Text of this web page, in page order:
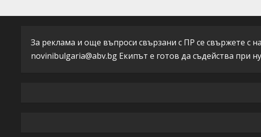
За реклама и още въпроси свързани с ПР се свържете с
novinibulgaria@abv.bg Екипът е готов да съдейства при